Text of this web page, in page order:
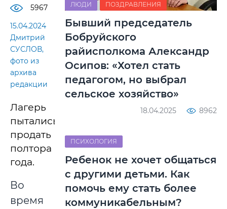
5967
15.04.2024
Дмитрий
СУСЛОВ,
фото из
архива
редакции
Лагерь
пытались
продать
полтора
года.
Во
время
ЛЮДИ ПОЗДРАВЛЕНИЯ
Бывший председатель
Бобруйского
райисполкома Александр
Осипов: «Хотел стать
педагогом, но выбрал
сельское хозяйство»
18.04.2025 8962
ПСИХОЛОГИЯ
Ребенок не хочет общаться
с другими детьми. Как
помочь ему стать более
коммуникабельным?